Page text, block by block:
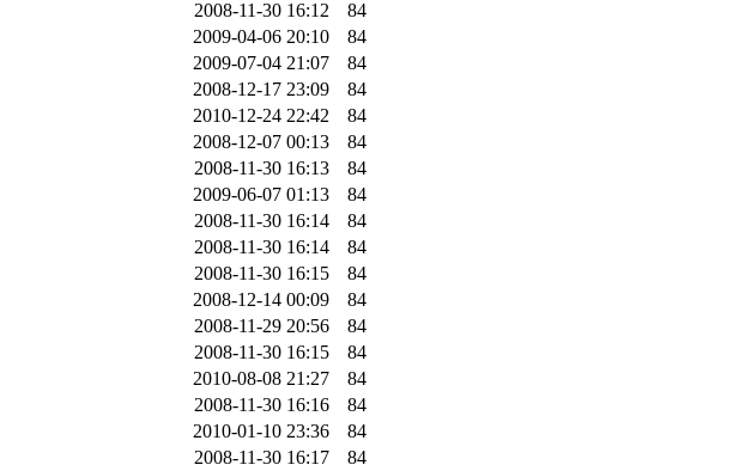
2008-11-30 16:12
84
2009-04-06 20:10
84
2009-07-04 21:07
84
2008-12-17 23:09
84
2010-12-24 22:42
84
2008-12-07 00:13
84
2008-11-30 16:13
84
2009-06-07 01:13
84
2008-11-30 16:14
84
2008-11-30 16:14
84
2008-11-30 16:15
84
2008-12-14 00:09
84
2008-11-29 20:56
84
2008-11-30 16:15
84
2010-08-08 21:27
84
2008-11-30 16:16
84
2010-01-10 23:36
84
2008-11-30 16:17
84